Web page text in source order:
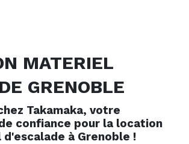
MATERIEL
GRENOBLE
Takamaka, votre
confiance pour la location
à Grenoble !